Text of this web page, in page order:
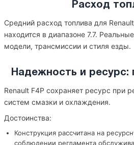
Расход
Средний расход топлива для
находится в диапазоне 7.7.
модели, трансмиссии и стиля езды.
Надежность и
Renault F4P сохраняет ресурс при
систем смазки и охлаждения.
Достоинства:
Конструкция рассчитана на
соблюдении регламента